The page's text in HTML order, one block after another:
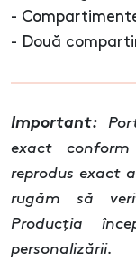
-
- Două
Important:
exact
reprodus exact
rugăm să
Producția
personalizării.